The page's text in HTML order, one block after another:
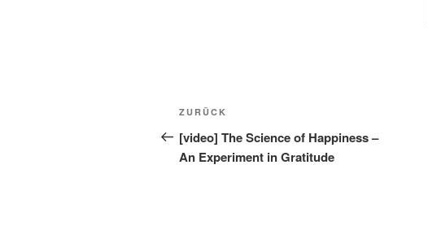
Beitragsnavigation
Vorheriger
Beitrag
ZURÜCK
[video] The Science of Happiness –
An Experiment in Gratitude